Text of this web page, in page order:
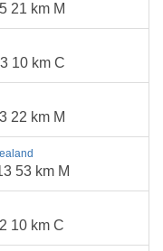
21 km M
10 km C
22 km M
53 km M
10 km C